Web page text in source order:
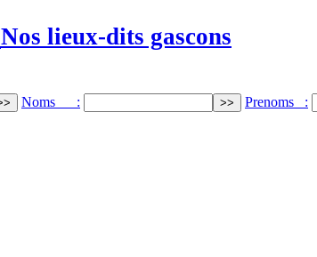
Nos lieux-dits gascons
Noms : Prenoms :